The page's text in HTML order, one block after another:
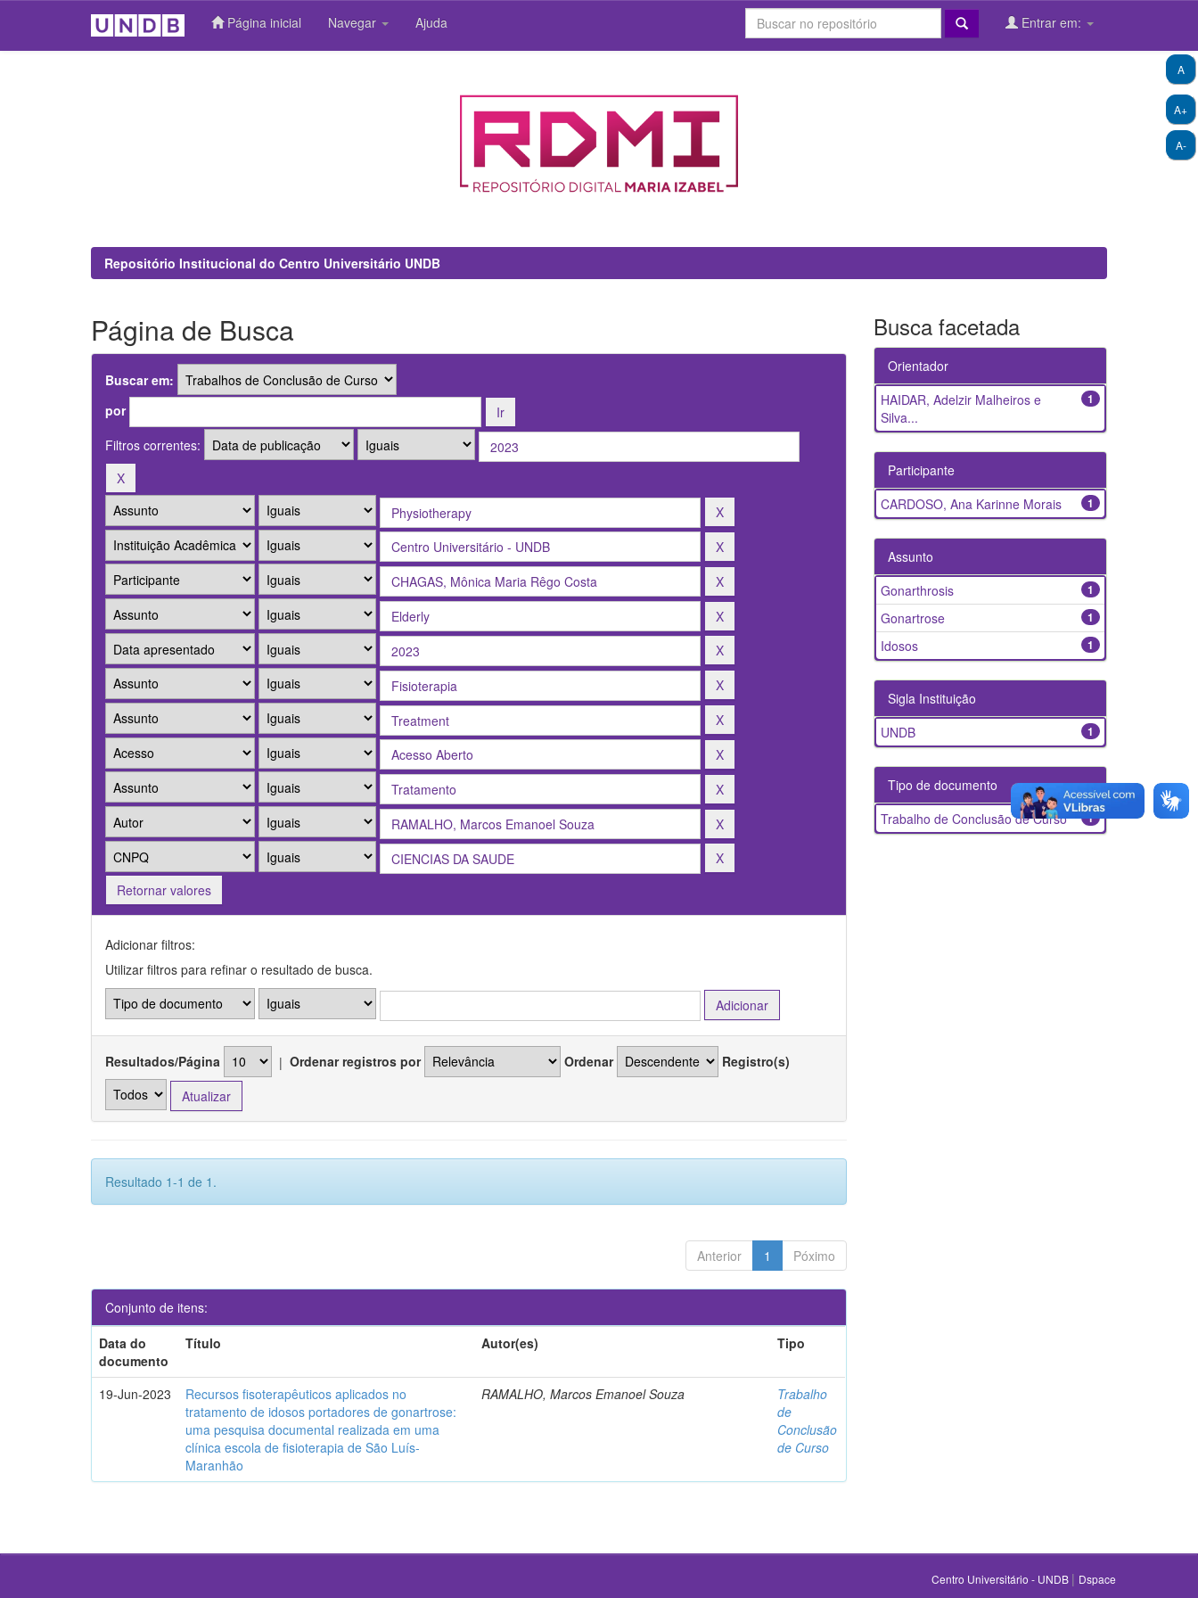
Página inicial Navegar Ajuda Entrar em:
A+
A-
A
Repositório Institucional do Centro Universitário UNDB
Página de Busca
Buscar em:
por
Filtros correntes:
Retornar valores
Adicionar filtros:
Utilizar filtros para refinar o resultado de busca.
Resultados/Página | Ordenar registros por Ordenar Registro(s)
Resultado 1-1 de 1.
Anterior 1 Póximo
Conjunto de itens:
Data do
documento
Título Autor(es) Tipo
19-Jun-2023
Recursos fisoterapêuticos aplicados no
tratamento de idosos portadores de gonartrose:
uma pesquisa documental realizada em uma
clínica escola de fisioterapia de São Luís-
Maranhão
RAMALHO, Marcos Emanoel Souza
Trabalho
de
Conclusão
de Curso
Busca facetada
Orientador
1
HAIDAR, Adelzir Malheiros e
Silva...
Participante
1
CARDOSO, Ana Karinne Morais
Assunto
1
Gonarthrosis
1
Gonartrose
1
Idosos
Sigla Instituição
1
UNDB
Tipo de documento
1
Trabalho de Conclusão de Curso
Centro Universitário - UNDB | Dspace